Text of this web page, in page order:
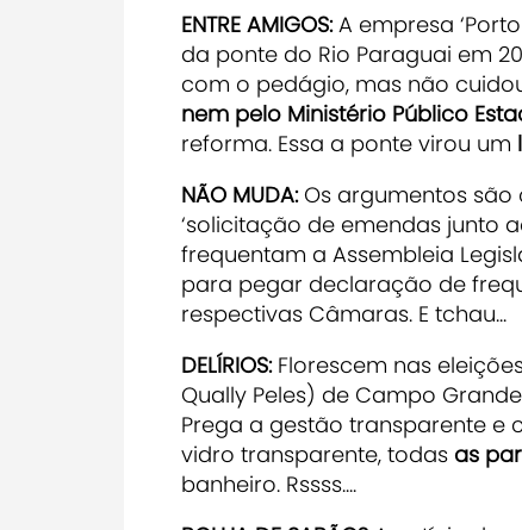
ENTRE AMIGOS:A empresa
da ponte do Rio Paraguai em
com o pedágio, mas não
nem pelo Ministério Público
reforma. Essa a ponte virou um
NÃO MUDA: Os argumentos
‘solicitação de emendas junto
frequentam a Assembleia
para pegar declaração de
respectivas Câmaras. E tchau...
DELÍRIOS:Florescem nas
Qually Peles) de Campo
Prega a gestão transparente
vidro transparente, todas as
banheiro. Rssss....